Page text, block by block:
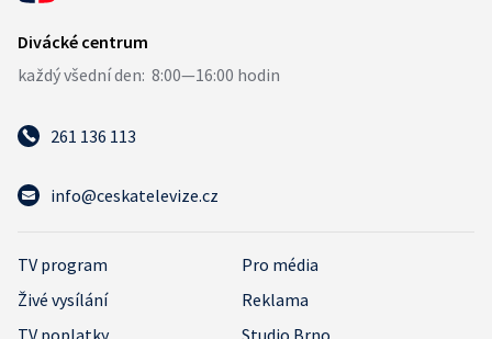
261 136 113
info@ceskatelevize.cz
TV program
Pro média
Živé vysílání
Reklama